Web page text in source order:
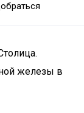
железы в